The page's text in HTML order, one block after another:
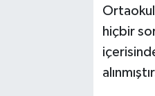
hiçbir